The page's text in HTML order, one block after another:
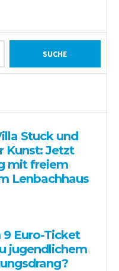
Stuck und
Kunst: Jetzt
mit freiem
Lenbachhaus
Euro-Ticket
jugendlichem